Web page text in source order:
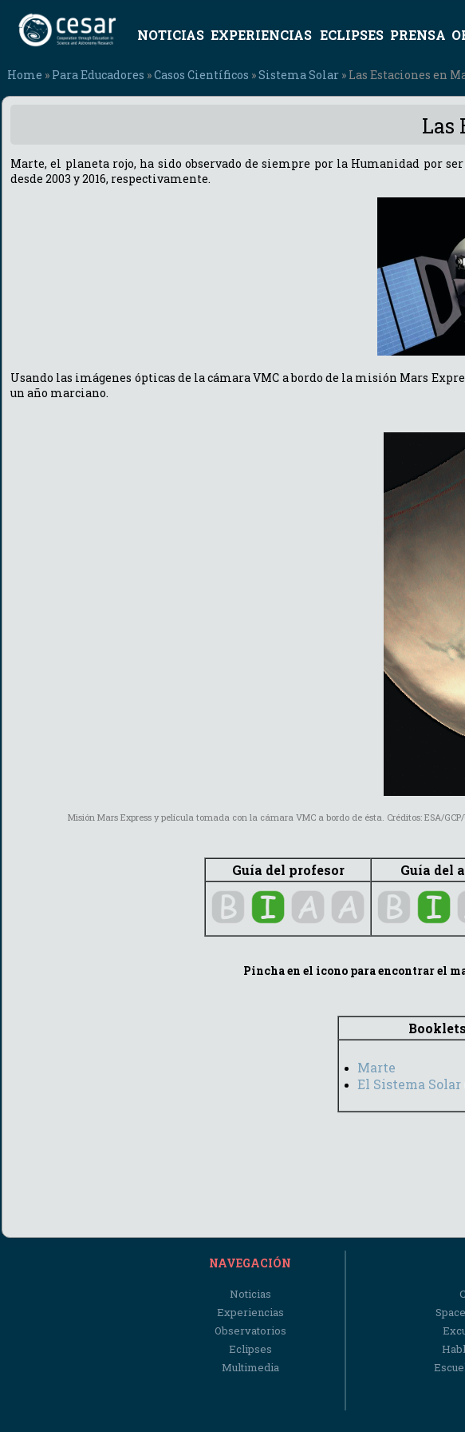
NOTICIAS EXPERIENCIAS ECLIPSES PRENSA
Home » Para Educadores »Casos Científicos »Sistema Solar » Las Estaciones en
Las
Marte, el planeta rojo, ha sido observado de siempre por la Humanidad por
desde 2003 y 2016, respectivamente.
Usando las imágenes ópticas de la cámara VMC a bordo de la misión Mars
un año marciano.
Misión Mars Express y película tomada con la cámara VMC a bordo de ésta. Créditos: ESA/GCP/
Guía del profesor Guía del
Pincha en el icono para encontrar el
Booklets
Marte
El Sistema Solar
NAVEGACIÓN
Noticias
Experiencias
Observatorios
Eclipses
Multimedia